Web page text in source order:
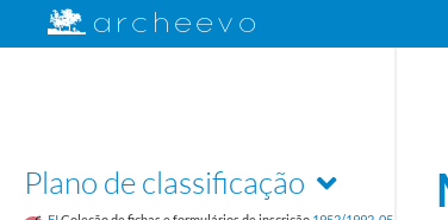
Plano de classificação